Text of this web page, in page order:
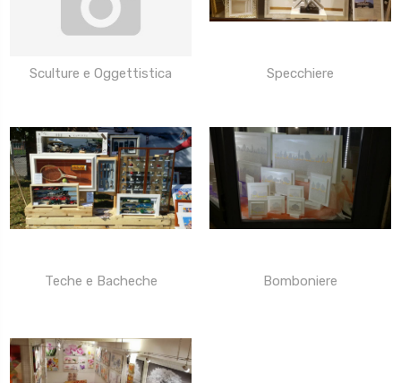
Sculture e Oggettistica Specchiere
Teche e Bacheche Bomboniere